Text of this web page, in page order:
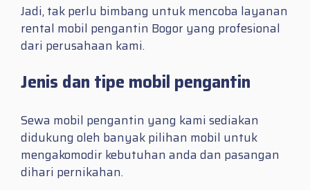
Jadi, tak perlu bimbang untuk mencoba layanan
rental mobil pengantin Bogor yang profesional
dari perusahaan kami.
Jenis dan tipe mobil pengantin
Sewa mobil pengantin yang kami sediakan
didukung oleh banyak pilihan mobil untuk
mengakomodir kebutuhan anda dan pasangan
dihari pernikahan.